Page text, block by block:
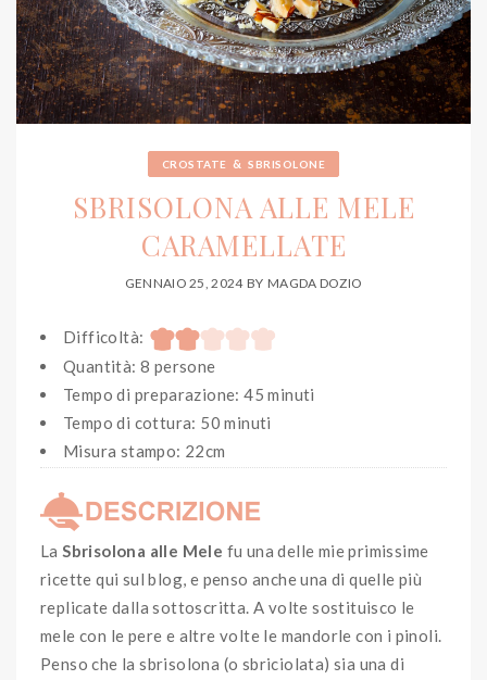
CROSTATE & SBRISOLONE
SBRISOLONA ALLE MELE
CARAMELLATE
GENNAIO 25, 2024 BY MAGDA DOZIO
Difficoltà:
Quantità: 8 persone
Tempo di preparazione: 45 minuti
Tempo di cottura: 50 minuti
Misura stampo: 22cm
LaSbrisolona alle Mele fu una delle mie primissime
ricette qui sul blog, e penso anche una di quelle più
replicate dalla sottoscritta. A volte sostituisco le
mele con le pere e altre volte le mandorle con i pinoli.
Penso che la sbrisolona (o sbriciolata) sia una di